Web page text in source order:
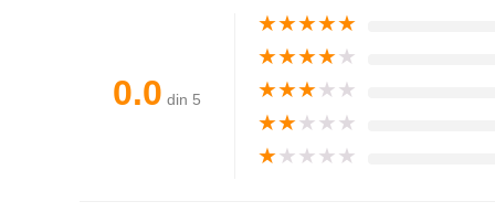
0.0 din 5
★★★★★
★★★★★
★★★★★
★★★★★
★★★★★